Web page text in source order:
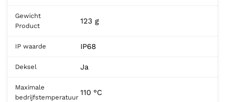
Gewicht
Product
123 g
IP waarde IP68
Deksel Ja
Maximale
bedrijfstemperatuur
110 °C